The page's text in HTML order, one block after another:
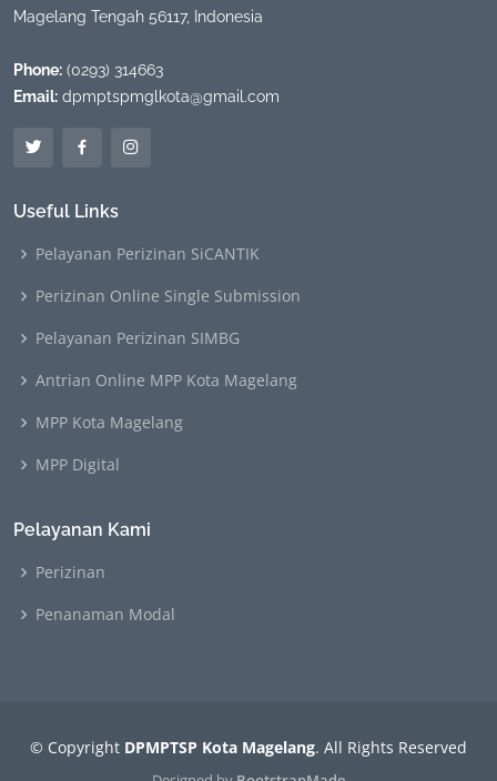
Magelang Tengah 56117, Indonesia
Phone: (0293) 314663
Email: dpmptspmglkota@gmail.com
Useful Links
Pelayanan Perizinan SiCANTIK
Perizinan Online Single Submission
Pelayanan Perizinan SIMBG
Antrian Online MPP Kota Magelang
MPP Kota Magelang
MPP Digital
Pelayanan Kami
Perizinan
Penanaman Modal
© Copyright DPMPTSP Kota Magelang. All Rights Reserved